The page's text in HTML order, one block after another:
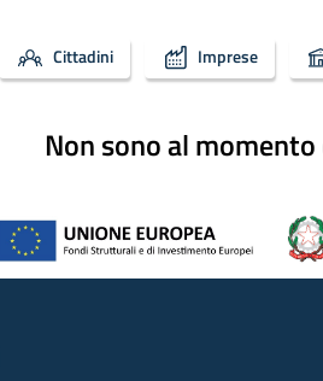
Cittadini Imprese
Non sono al